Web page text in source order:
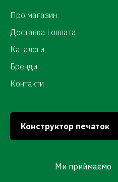
Про магазин
Доставка і оплата
Каталоги
Бренди
Контакти
Конструктор печаток
Ми приймаємо